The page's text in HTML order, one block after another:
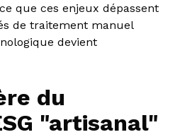
que ces enjeux dépassent
de traitement manuel
devient
du
"artisanal"